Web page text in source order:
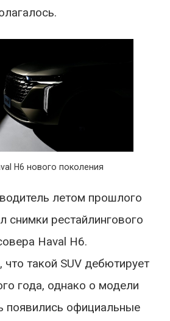
H6 нового поколения
летом прошлого
снимки рестайлингового
Haval H6.
такой SUV дебютирует
года, однако о модели
появились официальные